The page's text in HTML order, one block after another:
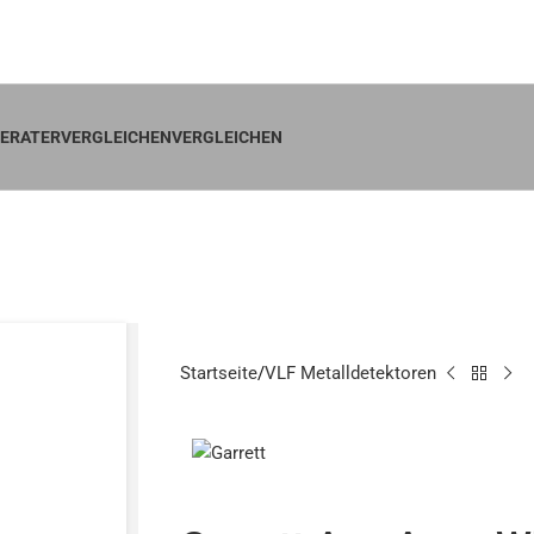
VERGLEICHENVERGLEICHEN
Startseite VLF Metalldetektoren